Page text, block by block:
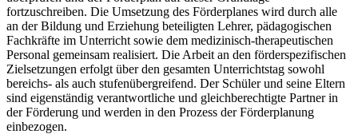
fortzuschreiben. Die Umsetzung des Förderplanes wird durch alle
an der Bildung und Erziehung beteiligten Lehrer, pädagogischen
Fachkräfte im Unterricht sowie dem medizinisch-therapeutischen
Personal gemeinsam realisiert. Die Arbeit an den förderspezifischen
Zielsetzungen erfolgt über den gesamten Unterrichtstag sowohl
bereichs- als auch stufenübergreifend. Der Schüler und seine Eltern
sind eigenständig verantwortliche und gleichberechtigte Partner in
der Förderung und werden in den Prozess der Förderplanung
einbezogen.